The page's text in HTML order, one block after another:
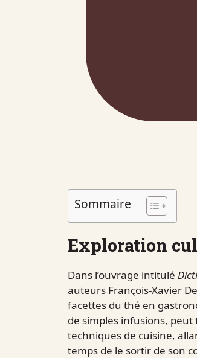
Sommaire
Exploration
Dans l’ouvrage intitulé
auteurs François-Xavier
facettes du thé en
de simples infusions,
techniques de cuisine,
temps de le sortir de son